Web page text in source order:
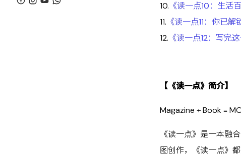
10. 《读一点10：生活
11. 《读一点11：你已解
12. 《读一点12：写完
【《读一点》简介】
Magazine + Book =
《读一点》是一本融
图创作，《读一点》都